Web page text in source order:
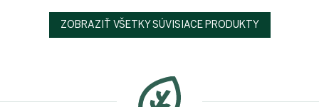
ZOBRAZIŤ VŠETKY SÚVISIACE PRODUKTY